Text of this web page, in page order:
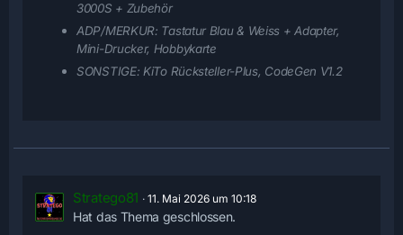
3000S + Zubehör
ADP/MERKUR: Tastatur Blau & Weiss + Adapter,
Mini-Drucker, Hobbykarte
SONSTIGE: KiTo Rücksteller-Plus, CodeGen V1.2
Stratego81 11. Mai 2026 um 10:18
Hat das Thema geschlossen.